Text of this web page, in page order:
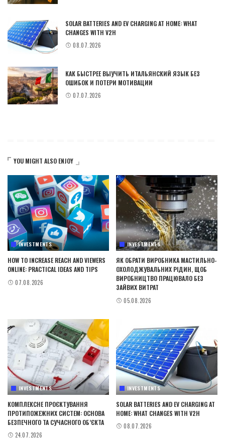
SOLAR BATTERIES AND EV CHARGING AT HOME: WHAT
CHANGES WITH V2H
08.07.2026
КАК БЫСТРЕЕ ВЫУЧИТЬ ИТАЛЬЯНСКИЙ ЯЗЫК БЕЗ
ОШИБОК И ПОТЕРИ МОТИВАЦИИ
07.07.2026
YOU MIGHT ALSO ENJOY
INVESTMENTS
HOW TO INCREASE REACH AND VIEWERS
ONLINE: PRACTICAL IDEAS AND TIPS
07.08.2026
INVESTMENTS
ЯК ОБРАТИ ВИРОБНИКА МАСТИЛЬНО-
ОХОЛОДЖУВАЛЬНИХ РІДИН, ЩОБ
ВИРОБНИЦТВО ПРАЦЮВАЛО БЕЗ
ЗАЙВИХ ВИТРАТ
05.08.2026
INVESTMENTS
КОМПЛЕКСНЕ ПРОЄКТУВАННЯ
ПРОТИПОЖЕЖНИХ СИСТЕМ: ОСНОВА
БЕЗПЕЧНОГО ТА СУЧАСНОГО ОБ’ЄКТА
24.07.2026
INVESTMENTS
SOLAR BATTERIES AND EV CHARGING AT
HOME: WHAT CHANGES WITH V2H
08.07.2026